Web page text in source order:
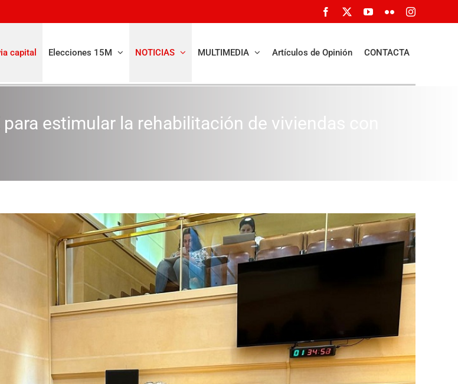
Facebook YouTube
FlickrInstagram
capital Elecciones 15M NOTICIAS MULTIMEDIA Artículos de Opinión CONTACTA
estimular la rehabilitación de viviendas con